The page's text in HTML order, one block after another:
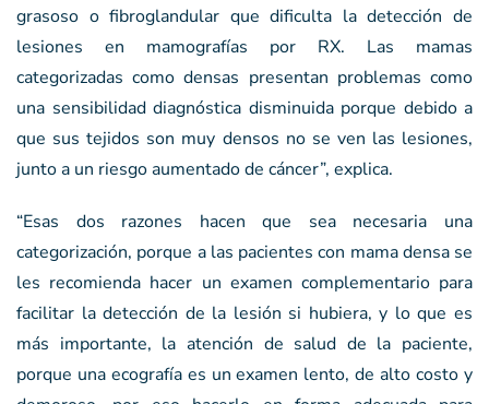
grasoso o fibroglandular que dificulta la detección de
lesiones en mamografías por RX. Las mamas
categorizadas como densas presentan problemas como
una sensibilidad diagnóstica disminuida porque debido a
que sus tejidos son muy densos no se ven las lesiones,
junto a un riesgo aumentado de cáncer”, explica.
“Esas dos razones hacen que sea necesaria una
categorización, porque a las pacientes con mama densa se
les recomienda hacer un examen complementario para
facilitar la detección de la lesión si hubiera, y lo que es
más importante, la atención de salud de la paciente,
porque una ecografía es un examen lento, de alto costo y